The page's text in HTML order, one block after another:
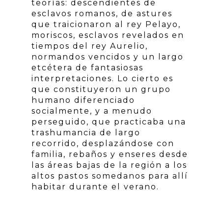
teorías: descendientes de
esclavos romanos, de astures
que traicionaron al rey Pelayo,
moriscos, esclavos revelados en
tiempos del rey Aurelio,
normandos vencidos y un largo
etcétera de fantasiosas
interpretaciones. Lo cierto es
que constituyeron un grupo
humano diferenciado
socialmente, y a menudo
perseguido, que practicaba una
trashumancia de largo
recorrido, desplazándose con
familia, rebaños y enseres desde
las áreas bajas de la región a los
altos pastos somedanos para allí
habitar durante el verano.